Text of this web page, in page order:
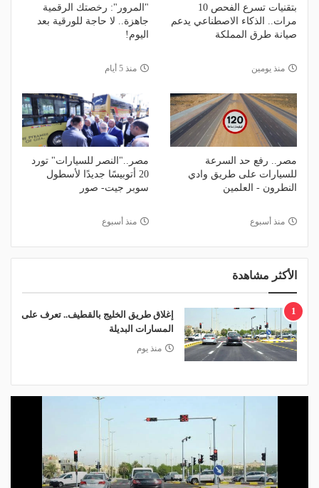
بتقنيات تسرع الفحص 10
مرات.. الذكاء الاصطناعي يدعم
صيانة طرق المملكة
منذ يومين
"المرور": رخصتك الرقمية
جاهزة.. لا حاجة للورقية بعد
اليوم!
منذ 5 أيام
مصر.. رفع حد السرعة
للسيارات على طريق وادي
النطرون - العلمين
منذ أسبوع
مصر.."النصر للسيارات" تورد
20 أتوبيسًا جديدًا لأسطول
سوبر جيت- صور
منذ أسبوع
الأكثر مشاهدة
1
إغلاق طريق الخليج بالقطيف.. تعرف على
المسارات البديلة
منذ يوم